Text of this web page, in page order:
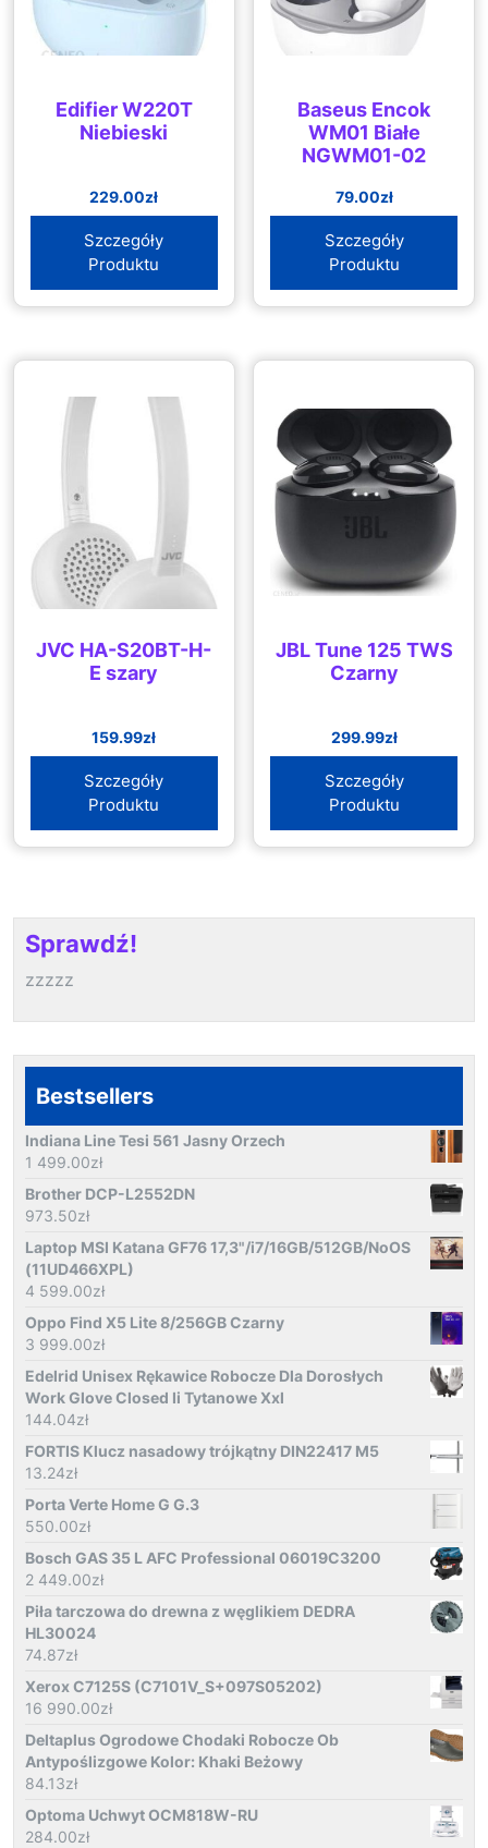
Edifier W220T
Niebieski
229.00zł
Szczegóły
Produktu
Baseus Encok
WM01 Białe
NGWM01-02
79.00zł
Szczegóły
Produktu
JVC HA-S20BT-H-
E szary
159.99zł
Szczegóły
Produktu
JBL Tune 125 TWS
Czarny
299.99zł
Szczegóły
Produktu
Sprawdź!
zzzzz
Bestsellers
Indiana Line Tesi 561 Jasny Orzech
1 499.00zł
Brother DCP-L2552DN
973.50zł
Laptop MSI Katana GF76 17,3"/i7/16GB/512GB/NoOS
(11UD466XPL)
4 599.00zł
Oppo Find X5 Lite 8/256GB Czarny
3 999.00zł
Edelrid Unisex Rękawice Robocze Dla Dorosłych
Work Glove Closed Ii Tytanowe Xxl
144.04zł
FORTIS Klucz nasadowy trójkątny DIN22417 M5
13.24zł
Porta Verte Home G G.3
550.00zł
Bosch GAS 35 L AFC Professional 06019C3200
2 449.00zł
Piła tarczowa do drewna z węglikiem DEDRA
HL30024
74.87zł
Xerox C7125S (C7101V_S+097S05202)
16 990.00zł
Deltaplus Ogrodowe Chodaki Robocze Ob
Antypoślizgowe Kolor: Khaki Beżowy
84.13zł
Optoma Uchwyt OCM818W-RU
284.00zł